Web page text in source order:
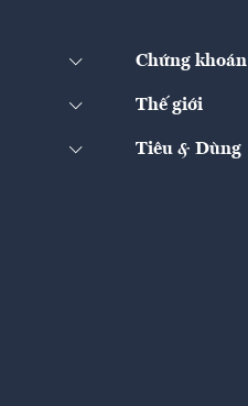
Chứng khoán
Thế giới
Tiêu & Dùng